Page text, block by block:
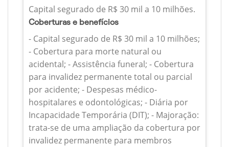
Capital segurado de R$ 30 mil a 10 milhões.
Coberturas e benefícios
- Capital segurado de R$ 30 mil a 10 milhões;
- Cobertura para morte natural ou
acidental; - Assistência funeral; - Cobertura
para invalidez permanente total ou parcial
por acidente; - Despesas médico-
hospitalares e odontológicas; - Diária por
Incapacidade Temporária (DIT); - Majoração:
trata-se de uma ampliação da cobertura por
invalidez permanente para membros